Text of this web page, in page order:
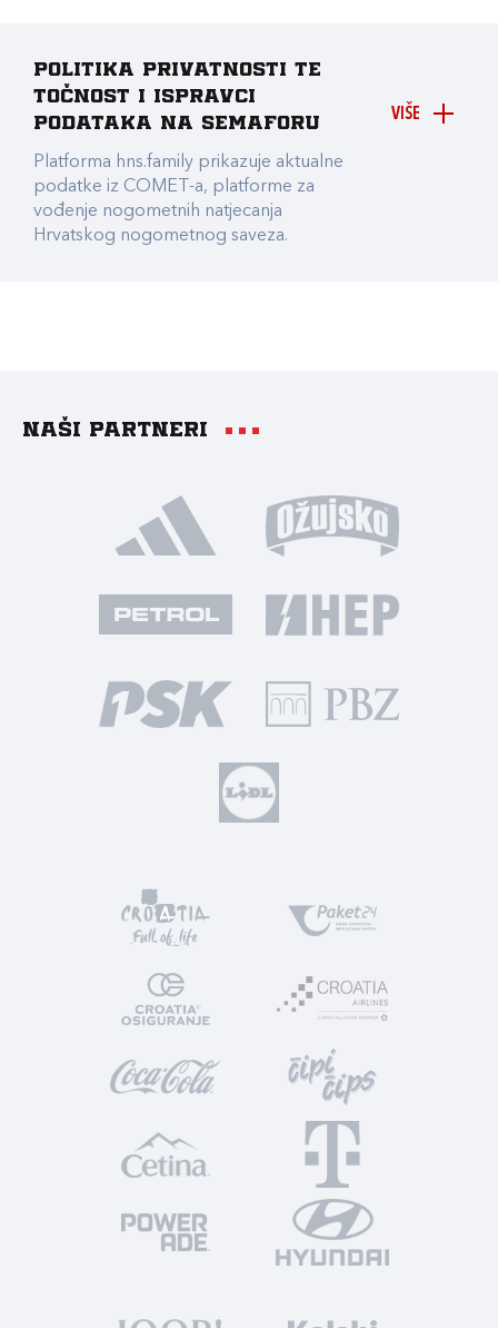
VIŠE
Politika privatnosti te
točnost i ispravci
podataka na Semaforu
Platforma hns.family prikazuje aktualne
podatke iz COMET-a, platforme za
vođenje nogometnih natjecanja
Hrvatskog nogometnog saveza.
Naši partneri